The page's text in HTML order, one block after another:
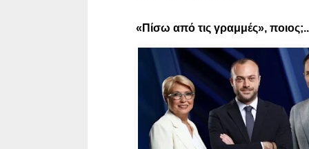
«Πίσω από τις γραμμές»,